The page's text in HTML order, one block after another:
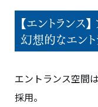
【エントランス
幻想的なエン
エントランス空間
採用。